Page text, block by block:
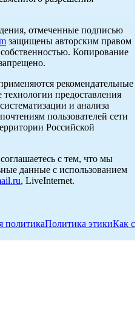
отмеченные подписью
защищены авторским правом
Копирование
рекомендательные
предоставления
и анализа
пользователей сети
Российской
с тем, что мы
данные с использованием
, LiveInternet.
политикаПолитика этикиКак с